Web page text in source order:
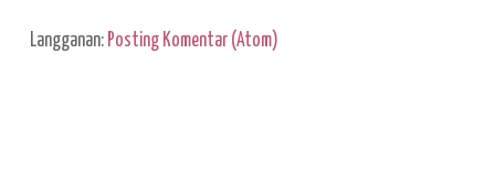
Langganan: Posting Komentar (Atom)